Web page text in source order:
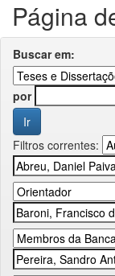
Página
Buscar em:
por
Filtros correntes: